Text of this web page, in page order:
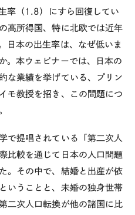
率（ 1.8 ）にすら回復してい
高所得国、特に北欧では近年
日本の出生率は、なぜ低いま
。本ウェビナーでは、日本の
な業績を挙げている、プリン
モ教授を招き、この問題につ
で提唱されている「第二次人
比較を通じて日本の人口問題
。その中で、結婚と出産が依
いうことと、未婚の独身世帯
二次人口転換が他の諸国に比